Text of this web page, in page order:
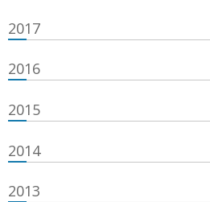
2017
2016
2015
2014
2013